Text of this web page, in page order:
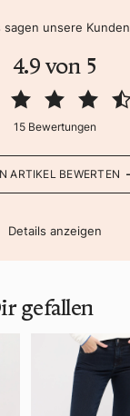
sagen unsere Kunden
4.9 von 5
15 Bewertungen
ARTIKEL BEWERTEN
Details anzeigen
gefallen